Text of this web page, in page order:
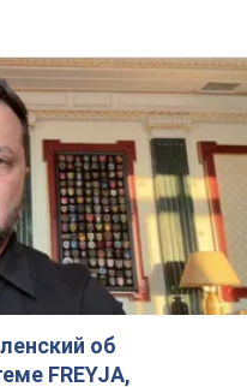
об
FREYJA,